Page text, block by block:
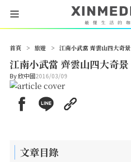
首頁 > 旅遊 > 江南小武當 齊雲山四大奇景
江南小武當 齊雲山四大奇景
By欣中國2016/03/09
文章目錄